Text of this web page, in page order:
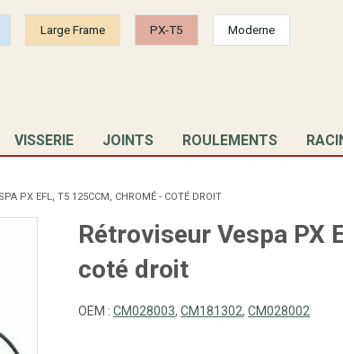
Large Frame PX-T5 Moderne
VISSERIE JOINTS ROULEMENTS
PX EFL, T5 125CCM, CHROMÉ - COTÉ DROIT
Rétroviseur Vespa PX
coté droit
OEM :CM028003,CM181302,CM028002